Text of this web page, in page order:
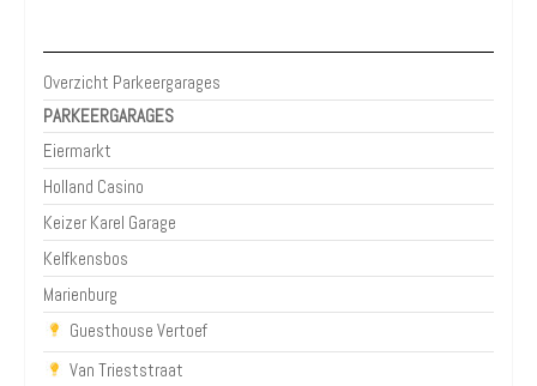
Overzicht Parkeergarages
PARKEERGARAGES
Eiermarkt
Holland Casino
Keizer Karel Garage
Kelfkensbos
Marienburg
Guesthouse Vertoef
Van Trieststraat